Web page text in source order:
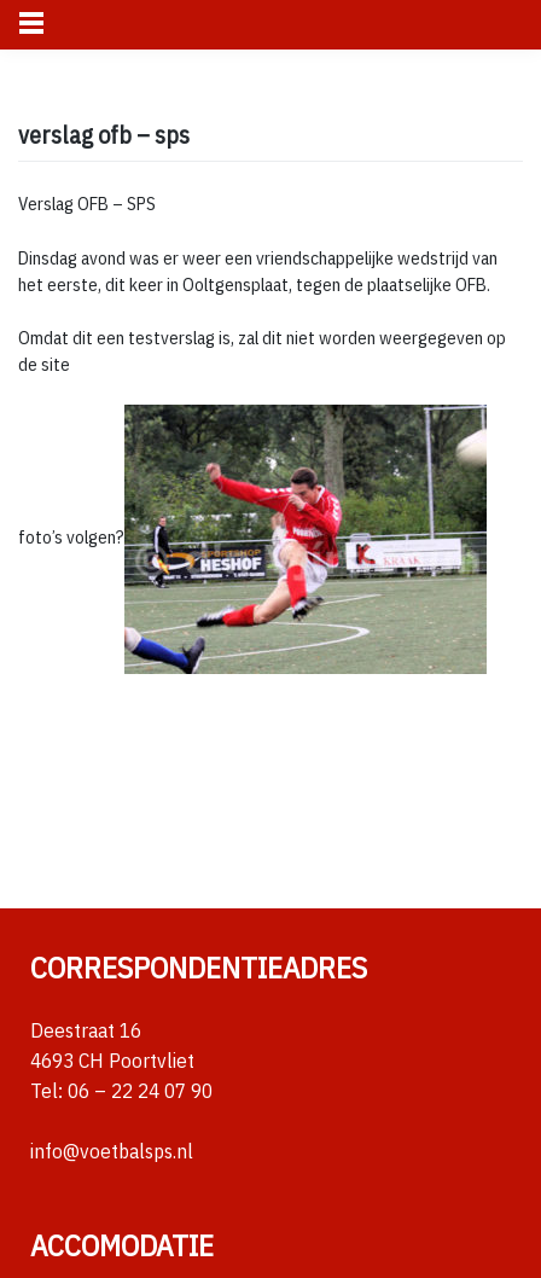
verslag ofb – sps
Verslag OFB – SPS
Dinsdag avond was er weer een vriendschappelijke wedstrijd van
het eerste, dit keer in Ooltgensplaat, tegen de plaatselijke OFB.
Omdat dit een testverslag is, zal dit niet worden weergegeven op
de site
foto’s volgen?
CORRESPONDENTIEADRES
Deestraat 16
4693 CH Poortvliet
Tel: 06 – 22 24 07 90
info@voetbalsps.nl
ACCOMODATIE